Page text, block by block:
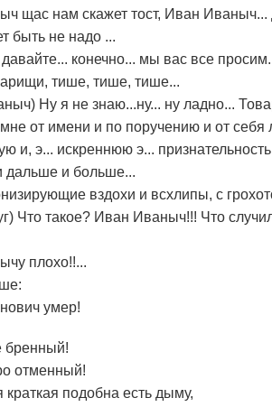
щас нам скажет тост, Иван Иваныч...
быть не надо ...
давайте... конечно... мы вас все
тише, тише, тише...
Ну я не знаю...ну... ну ладно...
от имени и по поручению и от себя
и, э... искреннюю э...
дальше и больше...
вздохи и всхлипы, с
Что такое? Иван Иваныч!!! Что
плохо!!...
умер!
бренный!
отменный!
краткая подобна есть дыму,